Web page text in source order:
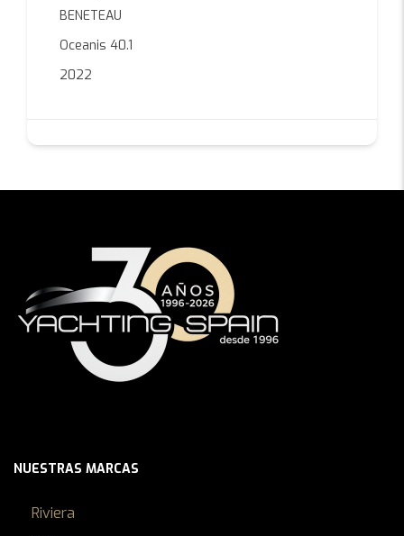
BENETEAU
Oceanis 40.1
2022
NUESTRAS MARCAS
Riviera